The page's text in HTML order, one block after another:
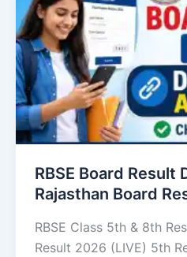
RBSE Board Result
Rajasthan Board
RBSE Class 5th & 8th
Result 2026 (LIVE) 5th